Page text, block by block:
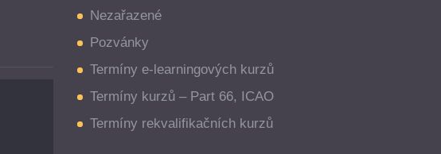
Nezařazené
Pozvánky
Termíny e-learningových kurzů
Termíny kurzů – Part 66, ICAO
Termíny rekvalifikačních kurzů